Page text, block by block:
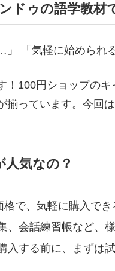
ドゥの語学教
「気軽に始められ
！100円ショップの
っています。今回
気なの？
で、気軽に購入でき
、会話練習帳など、
入する前に、まずは